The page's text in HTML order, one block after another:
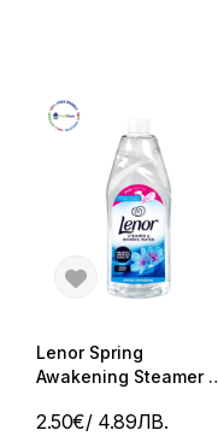
2.50€/ 4.89ЛВ.
Lenor Spring
Awakening Steamer &
ароматизирана вада